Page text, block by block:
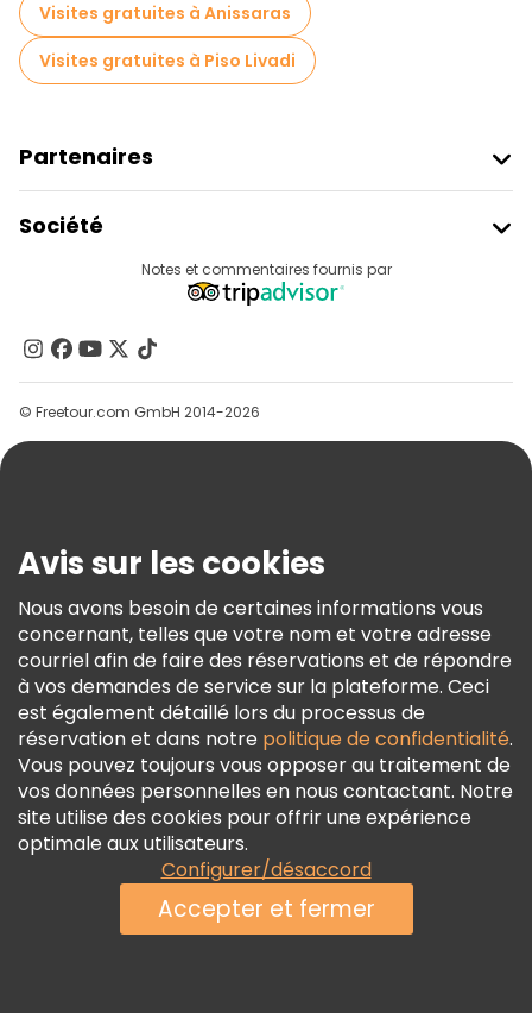
Visites gratuites à Anissaras
Visites gratuites à Piso Livadi
Partenaires
Connexion Du Fournisseur
Programme D’affiliation
Société
Contactez-Nous
Groupes
Aide
Conditions Générales Et Mentions Légales
Politique En Matière De Cookies
Freetour Prix
Programme De Fidélité
Notes et commentaires fournis par
© Freetour.com GmbH 2014-2026
Avis sur les cookies
Nous avons besoin de certaines informations vous
concernant, telles que votre nom et votre adresse
courriel afin de faire des réservations et de répondre
à vos demandes de service sur la plateforme. Ceci
est également détaillé lors du processus de
réservation et dans notre politique de confidentialité.
Vous pouvez toujours vous opposer au traitement de
vos données personnelles en nous contactant. Notre
site utilise des cookies pour offrir une expérience
optimale aux utilisateurs.
Configurer/désaccord
Accepter et fermer